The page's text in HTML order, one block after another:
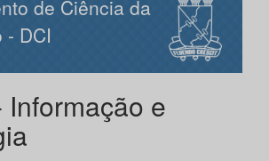
de Ciência da
- DCI
Informação e